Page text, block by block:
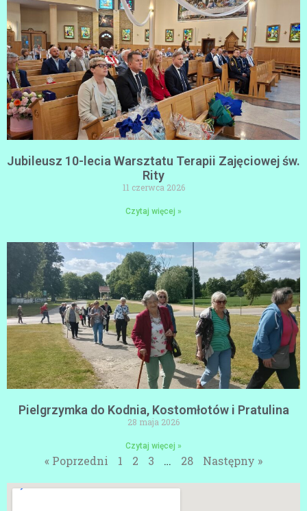
Jubileusz 10-lecia Warsztatu Terapii Zajęciowej św.
Rity
11 czerwca 2026
Czytaj więcej »
Pielgrzymka do Kodnia, Kostomłotów i Pratulina
28 maja 2026
Czytaj więcej »
« Poprzedni 1 2 3 … 28 Następny »